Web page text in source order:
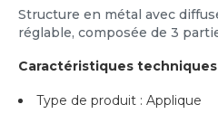
Structure en métal avec
réglable, composée de 3
Caractéristiques techniques
Type de produit : Applique